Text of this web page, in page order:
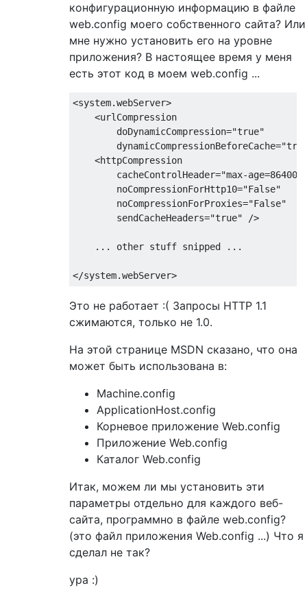
конфигурационную информацию в файле
web.config моего собственного сайта? Или
мне нужно установить его на уровне
приложения? В настоящее время у меня
есть этот код в моем web.config ...
<system.webServer>
    <urlCompression
        doDynamicCompression="true"
    <httpCompression
cacheControlHeader="max-
        noCompressionForHttp10="False"
        noCompressionForProxies="False"
        sendCacheHeaders="true" />
    ... other stuff snipped ...
Это не работает :( Запросы HTTP 1.1
сжимаются, только не 1.0.
На этой странице MSDN сказано, что она
может быть использована в:
Machine.config
ApplicationHost.config
Корневое приложение Web.config
Приложение Web.config
Каталог Web.config
Итак, можем ли мы установить эти
параметры отдельно для каждого веб-
сайта, программно в файле web.config?
(это файл приложения Web.config ...) Что я
сделал не так?
ура :)